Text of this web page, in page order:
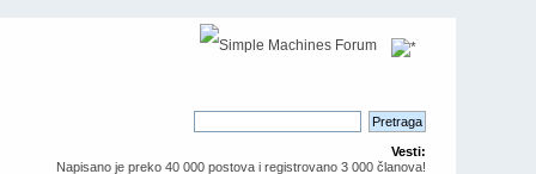
Vesti:
Napisano je preko 40 000 postova i registrovano 3 000 članova!